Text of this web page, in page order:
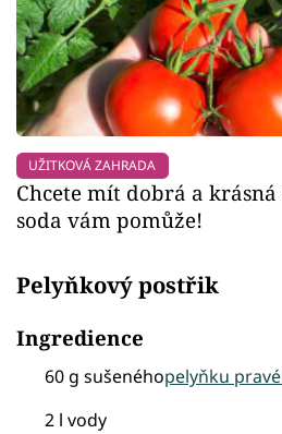
UŽITKOVÁ ZAHRADA
Chcete mít dobrá a krásná
soda vám pomůže!
Pelyňkový postřik
Ingredience
60 g sušenéhopelyňku
2 l vody